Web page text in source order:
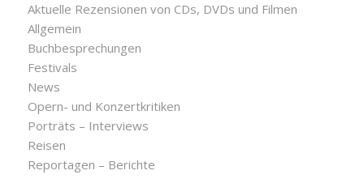
Aktuelle Rezensionen von CDs, DVDs und Filmen
Allgemein
Buchbesprechungen
Festivals
News
Opern- und Konzertkritiken
Porträts – Interviews
Reisen
Reportagen – Berichte